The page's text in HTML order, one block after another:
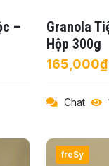
–
Granola
Hộp 300g
Chat
freSy